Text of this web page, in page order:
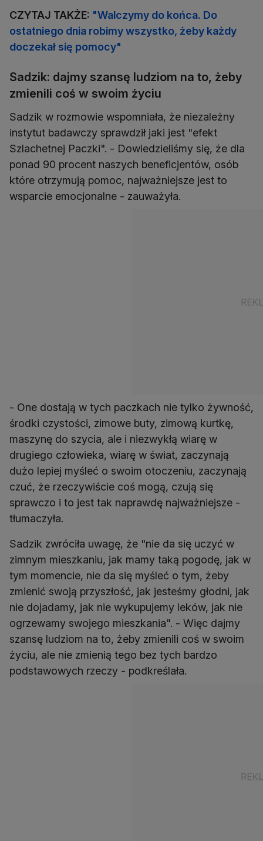
CZYTAJ TAKŻE: "Walczymy do końca. Do
ostatniego dnia robimy wszystko, żeby każdy
doczekał się pomocy"
Sadzik: dajmy szansę ludziom na to, żeby
zmienili coś w swoim życiu
Sadzik w rozmowie wspomniała, że niezależny
instytut badawczy sprawdził jaki jest "efekt
Szlachetnej Paczki". - Dowiedzieliśmy się, że dla
ponad 90 procent naszych beneficjentów, osób
które otrzymują pomoc, najważniejsze jest to
wsparcie emocjonalne - zauważyła.
- One dostają w tych paczkach nie tylko żywność,
środki czystości, zimowe buty, zimową kurtkę,
maszynę do szycia, ale i niezwykłą wiarę w
drugiego człowieka, wiarę w świat, zaczynają
dużo lepiej myśleć o swoim otoczeniu, zaczynają
czuć, że rzeczywiście coś mogą, czują się
sprawczo i to jest tak naprawdę najważniejsze -
tłumaczyła.
Sadzik zwróciła uwagę, że "nie da się uczyć w
zimnym mieszkaniu, jak mamy taką pogodę, jak w
tym momencie, nie da się myśleć o tym, żeby
zmienić swoją przyszłość, jak jesteśmy głodni, jak
nie dojadamy, jak nie wykupujemy leków, jak nie
ogrzewamy swojego mieszkania". - Więc dajmy
szansę ludziom na to, żeby zmienili coś w swoim
życiu, ale nie zmienią tego bez tych bardzo